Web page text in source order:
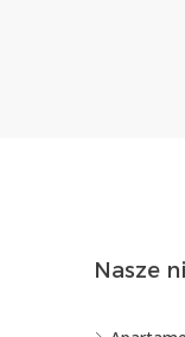
Nasze